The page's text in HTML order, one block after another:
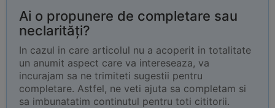
Ai o propunere de completare sau
neclarități?
In cazul in care articolul nu a acoperit in totalitate
un anumit aspect care va intereseaza, va
incurajam sa ne trimiteti sugestii pentru
completare. Astfel, ne veti ajuta sa completam si
sa imbunatatim continutul pentru toti cititorii.